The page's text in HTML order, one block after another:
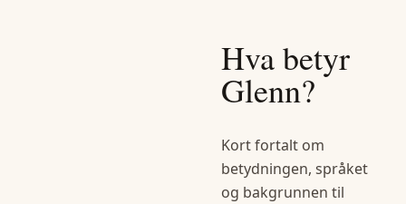
Hva betyr
Glenn?
Kort fortalt om
betydningen, språket
og bakgrunnen til